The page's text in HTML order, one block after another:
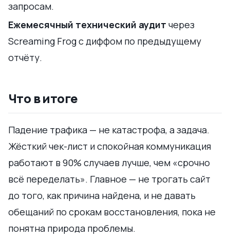
запросам.
Ежемесячный технический аудит через
Screaming Frog с диффом по предыдущему
отчёту.
Что в итоге
Падение трафика — не катастрофа, а задача.
Жёсткий чек-лист и спокойная коммуникация
работают в 90% случаев лучше, чем «срочно
всё переделать». Главное — не трогать сайт
до того, как причина найдена, и не давать
обещаний по срокам восстановления, пока не
понятна природа проблемы.